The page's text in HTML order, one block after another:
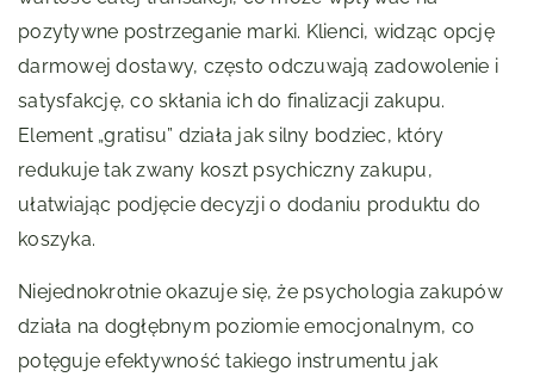
pozytywne postrzeganie marki. Klienci, widząc opcję
darmowej dostawy, często odczuwają zadowolenie i
satysfakcję, co skłania ich do finalizacji zakupu.
Element „gratisu” działa jak silny bodziec, który
redukuje tak zwany koszt psychiczny zakupu,
ułatwiając podjęcie decyzji o dodaniu produktu do
koszyka.
Niejednokrotnie okazuje się, że psychologia zakupów
działa na dogłębnym poziomie emocjonalnym, co
potęguje efektywność takiego instrumentu jak